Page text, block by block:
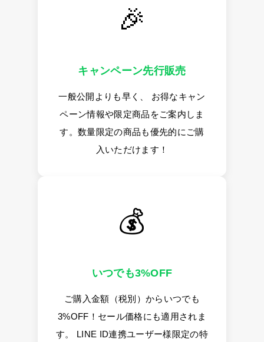
🎉
キャンペーン先行販売
一般公開よりも早く、 お得なキャン
ペーン情報や限定商品をご案内しま
す。数量限定の商品も優先的にご購
入いただけます！
💰
いつでも3%OFF
ご購入金額（税別）からいつでも
3%OFF！セール価格にも適用されま
す。 LINE ID連携ユーザー様限定の特